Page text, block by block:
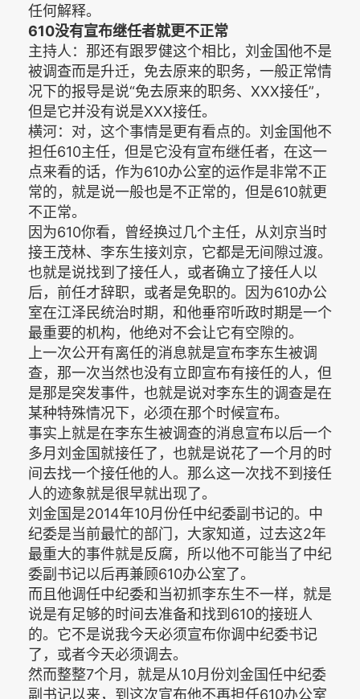
任何解释。
610没有宣布继任者就更不正常
主持人：那还有跟罗健这个相比，刘金国他不是
被调查而是升迁，免去原来的职务，一般正常情
况下的报导是说“免去原来的职务、XXX接任”，
但是它并没有说是XXX接任。
横河：对，这个事情是更有看点的。刘金国他不
担任610主任，但是它没有宣布继任者，在这一
点来看的话，作为610办公室的运作是非常不正
常的，就是说一般也是不正常的，但是610就更
不正常。
因为610你看，曾经换过几个主任，从刘京当时
接王茂林、李东生接刘京，它都是无间隙过渡。
也就是说找到了接任人，或者确立了接任人以
后，前任才辞职，或者是免职的。因为610办公
室在江泽民统治时期，和他垂帘听政时期是一个
最重要的机构，他绝对不会让它有空隙的。
上一次公开有离任的消息就是宣布李东生被调
查，那一次当然也没有立即宣布有接任的人，但
是那是突发事件，也就是说对李东生的调查是在
某种特殊情况下，必须在那个时候宣布。
事实上就是在李东生被调查的消息宣布以后一个
多月刘金国就接任了，也就是说花了一个月的时
间去找一个接任他的人。那么这一次找不到接任
人的迹象就是很早就出现了。
刘金国是2014年10月份任中纪委副书记的。中
纪委是当前最忙的部门，大家知道，过去这2年
最重大的事件就是反腐，所以他不可能当了中纪
委副书记以后再兼顾610办公室了。
而且他调任中纪委和当初抓李东生不一样，就是
说是有足够的时间去准备和找到610的接班人
的。它不是说我今天必须宣布你调中纪委书记
了，或者今天必须调去。
然而整整7个月，就是从10月份刘金国任中纪委
副书记以来，到这次宣布他不再担任610办公室